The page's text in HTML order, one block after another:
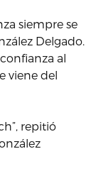
siempre se
Delgado.
al
viene del
repitió